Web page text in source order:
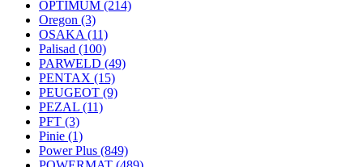
OPTIMUM (214)
Oregon (3)
OSAKA (11)
Palisad (100)
PARWELD (49)
PENTAX (15)
PEUGEOT (9)
PEZAL (11)
PFT (3)
Pinie (1)
Power Plus (849)